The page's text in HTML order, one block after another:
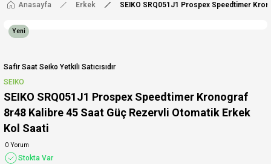
Anasayfa Erkek SEIKO SRQ051J1 Prospex Speedtimer
Yeni
Safir Saat Seiko Yetkili Satıcısıdır
SEIKO
SEIKO SRQ051J1 Prospex Speedtimer Kronograf
8r48 Kalibre 45 Saat Güç Rezervli Otomatik Erkek
Kol Saati
0 Yorum
Stokta Var